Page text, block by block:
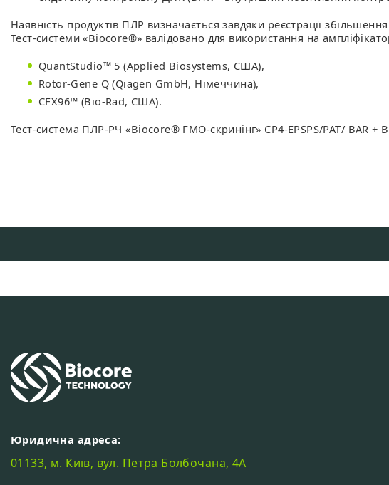
Наявність продуктів ПЛР визначається завдяки реєстрації
Тест-системи «Biocore®» валідовано для використання на
QuantStudio™ 5 (Applied Biosystems, США),
Rotor-Gene Q (Qiagen GmbH, Німеччина),
CFX96™ (Bio-Rad, США).
Тест-система ПЛР-РЧ «Biocore® ГМО-скринінг» CP4-EPSPS/PAT/ BAR
Юридична адреса:
01133, м. Київ, вул. Петра Болбочана, 4А